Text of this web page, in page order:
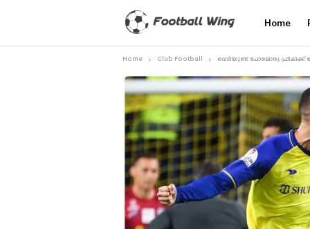
Home
Home Club Football വെടിയുണ്ട പോലൊരു ഫ്രീകിക്ക്